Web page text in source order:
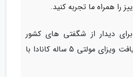
را همراه ما تجربه کنید.
دیدار از شگفتی های کشور
زیبای کانادا و دریافت ویزای مولتی 5 ساله کانادا با